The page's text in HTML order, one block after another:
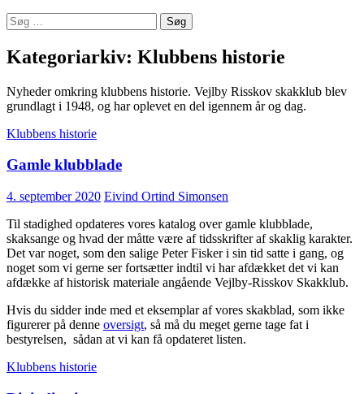
Søg
efter:
Kategoriarkiv: Klubbens historie
Nyheder omkring klubbens historie. Vejlby Risskov skakklub blev
grundlagt i 1948, og har oplevet en del igennem år og dag.
Klubbens historie
Gamle klubblade
4. september 2020 Eivind Ortind Simonsen
Til stadighed opdateres vores katalog over gamle klubblade,
skaksange og hvad der måtte være af tidsskrifter af skaklig karakter.
Det var noget, som den salige Peter Fisker i sin tid satte i gang, og
noget som vi gerne ser fortsætter indtil vi har afdækket det vi kan
afdække af historisk materiale angående Vejlby-Risskov Skakklub.
Hvis du sidder inde med et eksemplar af vores skakblad, som ikke
figurerer på denne oversigt, så må du meget gerne tage fat i
bestyrelsen, sådan at vi kan få opdateret listen.
Klubbens historie